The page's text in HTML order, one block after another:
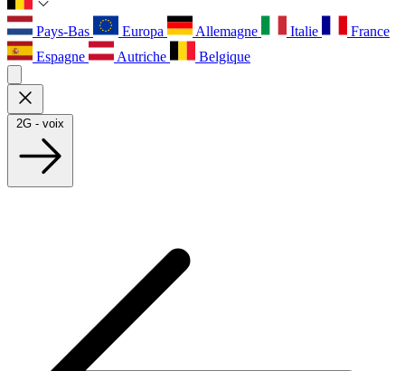
Pays-Bas Europa Allemagne Italie
France
Espagne
Autriche Belgique
2G - voix